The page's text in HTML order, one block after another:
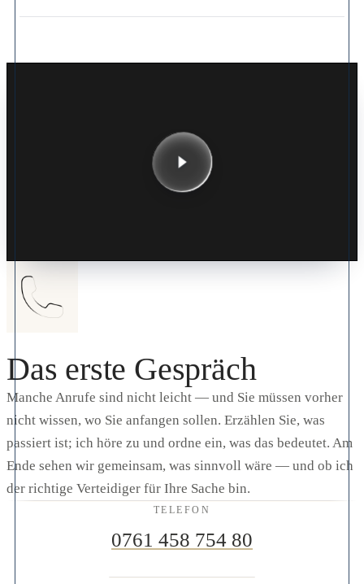
Das erste Gespräch
Manche Anrufe sind nicht leicht — und Sie müssen vorher
nicht wissen, wo Sie anfangen sollen. Erzählen Sie, was
passiert ist; ich höre zu und ordne ein, was das bedeutet. Am
Ende sehen wir gemeinsam, was sinnvoll wäre — und ob ich
der richtige Verteidiger für Ihre Sache bin.
TELEFON
0761 458 754 80